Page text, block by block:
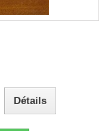
Détails